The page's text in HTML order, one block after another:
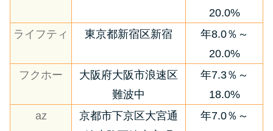
20.0%
ライフティ
東京都新宿区新宿
年8.0％～
20.0%
フクホー
大阪府大阪市浪速区
難波中
年7.3％～
18.0%
az
京都市下京区大宮通
年7.0％～